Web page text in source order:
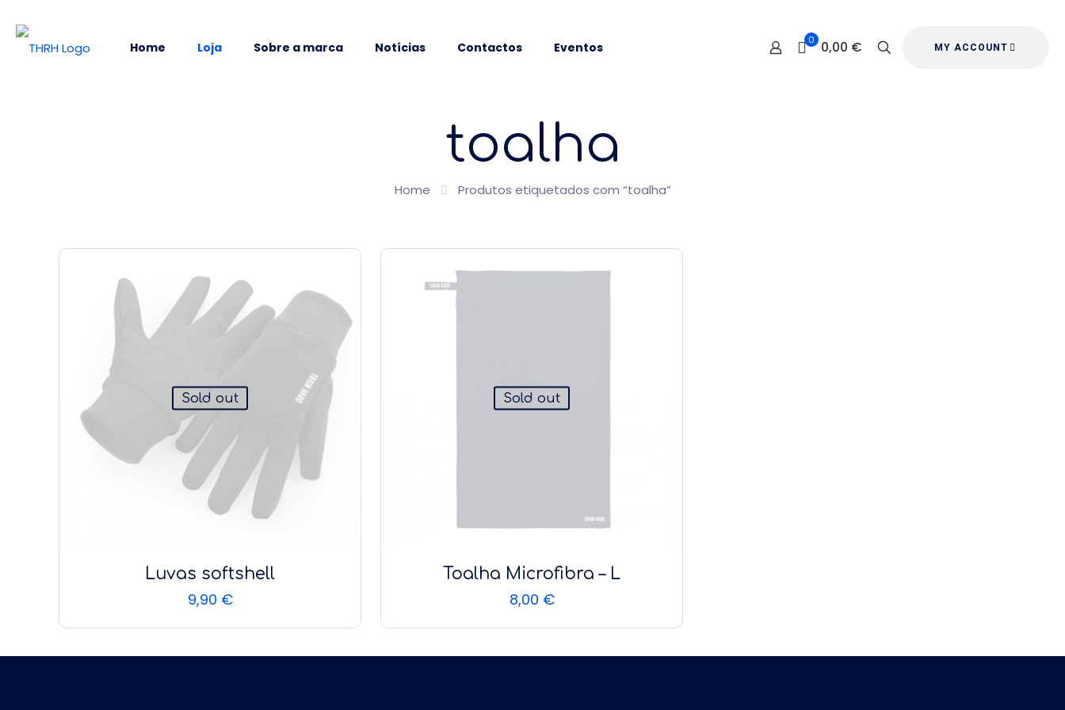
Home Loja Sobre a marca Notícias Contactos Eventos 0 0,00 € MY ACCOUNT
toalha
Home Produtos etiquetados com “toalha”
Sold out
Luvas softshell
9,90 €
Sold out
Toalha Microfibra – L
8,00 €